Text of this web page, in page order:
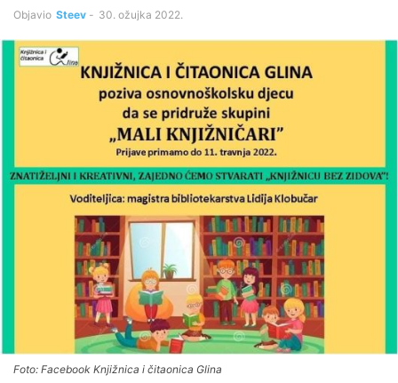
Objavio Steev - 30. ožujka 2022.
Foto: Facebook Knjižnica i čitaonica Glina